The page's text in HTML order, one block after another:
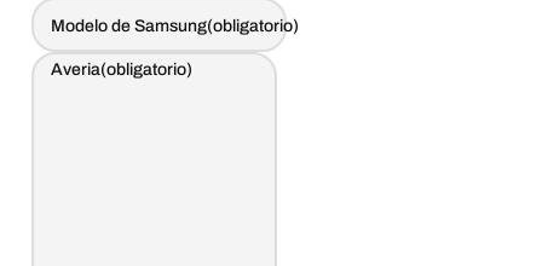
Modelo de Samsung(obligatorio)
Averia(obligatorio)